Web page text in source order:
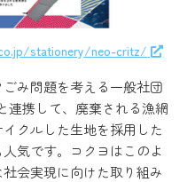
stationery/neo-critz/
み問題を考える一般社団
連携して、廃棄される漁網
クルした生地を採用した
気です。コクヨはこのよ
会実現に向けた取り組み